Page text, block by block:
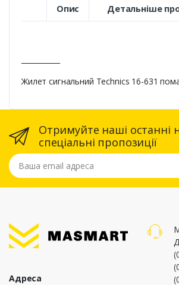
Опис Детальніше
Жилет сигнальний Technics 16-631
Отримуйте наші останні
спеціальні пропозиції
Ваша email адреса
Адреса